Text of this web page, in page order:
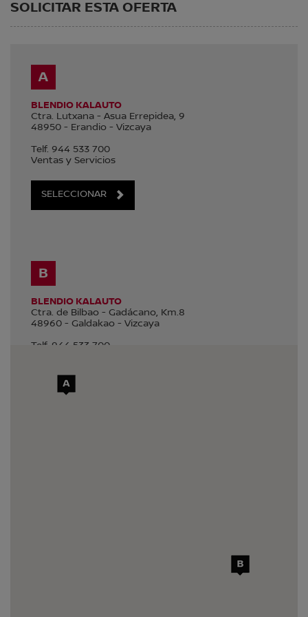
SOLICITAR ESTA OFERTA
A
BLENDIO KALAUTO
Ctra. Lutxana - Asua Errepidea, 9
48950 - Erandio - Vizcaya
Telf. 944 533 700
Ventas y Servicios
SELECCIONAR
B
BLENDIO KALAUTO
Ctra. de Bilbao - Gadácano, Km.8
48960 - Galdakao - Vizcaya
Telf. 944 533 700
SELECCIONAR